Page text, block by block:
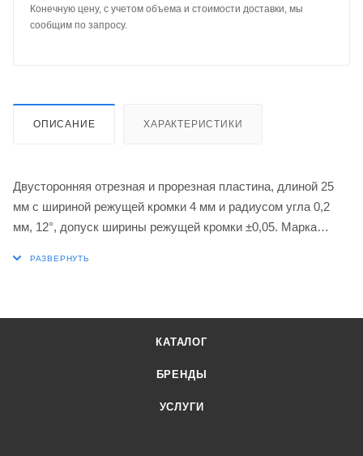
Конечную цену, с учетом объема и стоимости доставки, мы
сообщим по запросу.
ОПИСАНИЕ ХАРАКТЕРИСТИКИ
Двусторонняя отрезная и прорезная пластина, длиной 25
мм с шириной режущей кромки 4 мм и радиусом угла 0,2
мм, 12°, допуск ширины режущей кромки ±0,05. Марка
КАТАЛОГ
БРЕНДЫ
УСЛУГИ